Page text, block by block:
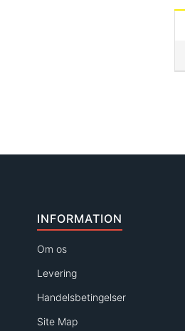
INFORMATION
Om os
Levering
Handelsbetingelser
Site Map